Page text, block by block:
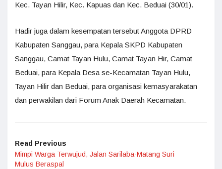
Kec. Tayan Hilir, Kec. Kapuas dan Kec. Beduai (30/01).
Hadir juga dalam kesempatan tersebut Anggota DPRD
Kabupaten Sanggau, para Kepala SKPD Kabupaten
Sanggau, Camat Tayan Hulu, Camat Tayan Hir, Camat
Beduai, para Kepala Desa se-Kecamatan Tayan Hulu,
Tayan Hilir dan Beduai, para organisasi kemasyarakatan
dan perwakilan dari Forum Anak Daerah Kecamatan.
Read Previous
Mimpi Warga Terwujud, Jalan Sarilaba-Matang Suri
Mulus Beraspal